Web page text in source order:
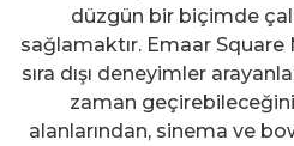
düzgün bir biçimde
sağlamaktır. Emaar Square
sıra dışı deneyimler
zaman
alanlarından, sinema ve